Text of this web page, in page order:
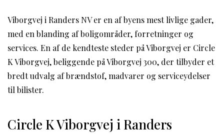
Viborgvej i Randers NV er en af byens mest livlige gader,
med en blanding af boligområder, forretninger og
services. En af de kendteste steder på Viborgvej er Circle
K Viborgvej, beliggende på Viborgvej 300, der tilbyder et
bredt udvalg af brændstof, madvarer og serviceydelser
til bilister.
Circle K Viborgvej i Randers